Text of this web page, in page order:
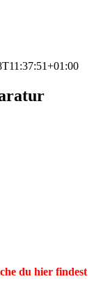
du hier findest